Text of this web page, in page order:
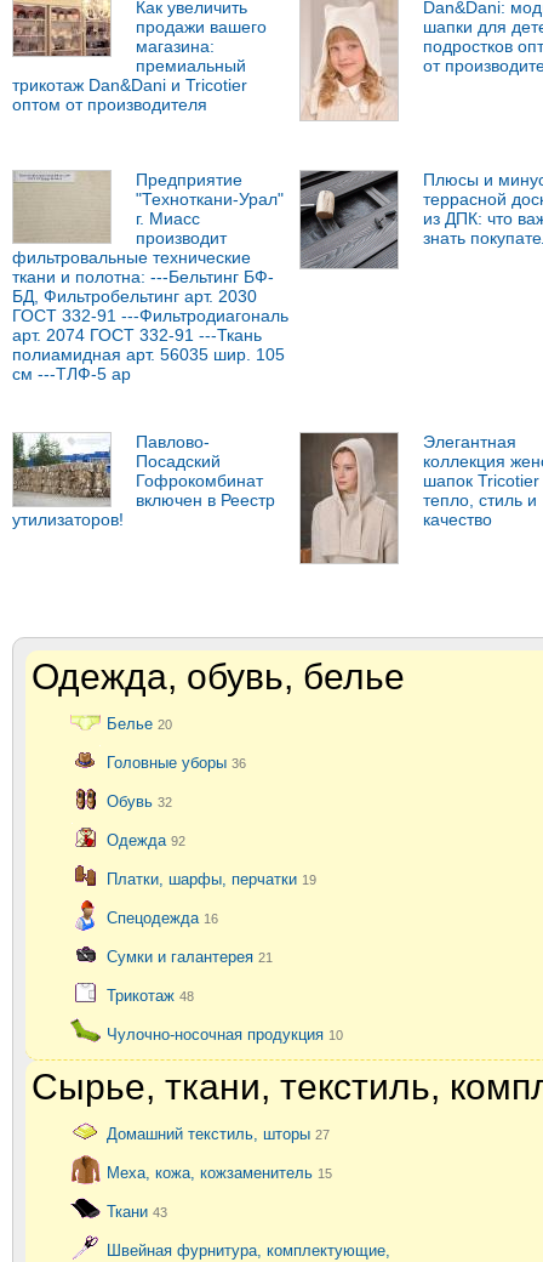
Как увеличить
продажи вашего
магазина:
премиальный
трикотаж Dan&Dani и Tricotier
оптом от производителя
Dan&Dani:
шапки для
подростков
от
Предприятие
"Техноткани-Урал"
г. Миасс
производит
фильтровальные технические
ткани и полотна: ---Бельтинг БФ-
БД, Фильтробельтинг арт. 2030
ГОСТ 332-91 ---Фильтродиагональ
арт. 2074 ГОСТ 332-91 ---Ткань
полиамидная арт. 56035 шир. 105
см ---ТЛФ-5 ар
Плюсы и
террасной
из ДПК: что
знать
Павлово-
Посадский
Гофрокомбинат
включен в Реестр
утилизаторов!
Элегантная
коллекция
шапок Tricotier
тепло, стиль и
качество
Одежда, обувь, белье
Белье 20
Головные уборы 36
Обувь 32
Одежда 92
Платки, шарфы, перчатки 19
Спецодежда 16
Сумки и галантерея 21
Трикотаж 48
Чулочно-носочная продукция 10
Сырье, ткани, текстиль,
Домашний текстиль, шторы 27
Меха, кожа, кожзаменитель 15
Ткани 43
Швейная фурнитура, комплектующие,